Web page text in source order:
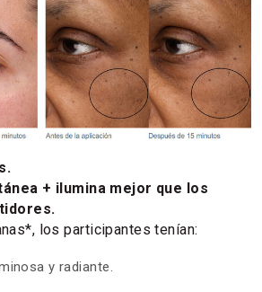
+ ilumina mejor que los
los participantes tenían:
y radiante.